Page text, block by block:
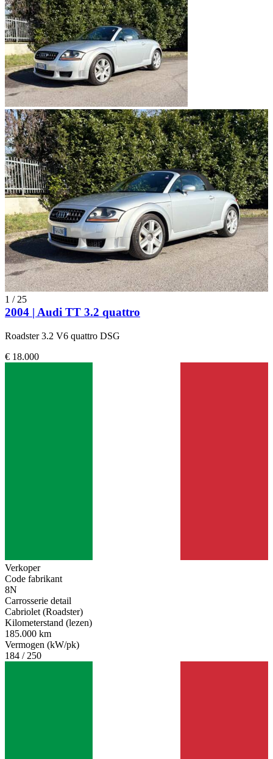
1 / 25
2004 | Audi TT 3.2 quattro
Roadster 3.2 V6 quattro DSG
€ 18.000
Verkoper
Code fabrikant
8N
Carrosserie detail
Cabriolet (Roadster)
Kilometerstand (lezen)
185.000 km
Vermogen (kW/pk)
184 / 250